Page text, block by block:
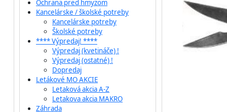
Ochrana pred hmyzom
Kancelárske / školské potreby
Kancelárske potreby
Školské potreby
**** Výpredaj! ****
Výpredaj (kvetináče) !
Výpredaj (ostatné) !
Dopredaj
Letákové MO AKCIE
Letaková akcia A-Z
Letakova akcia MAKRO
Záhrada